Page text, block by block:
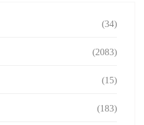
(34)
(2083)
(15)
(183)